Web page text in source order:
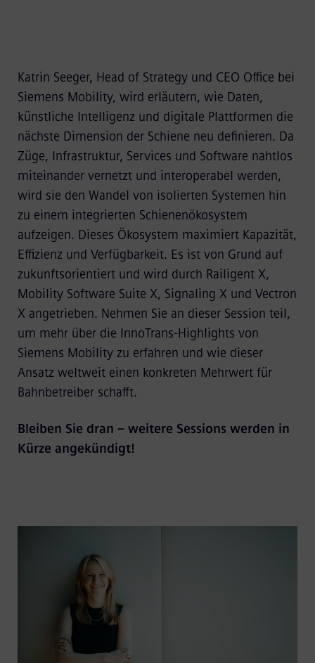
Katrin Seeger, Head of Strategy und CEO Office bei
Siemens Mobility, wird erläutern, wie Daten,
künstliche Intelligenz und digitale Plattformen die
nächste Dimension der Schiene neu definieren. Da
Züge, Infrastruktur, Services und Software nahtlos
miteinander vernetzt und interoperabel werden,
wird sie den Wandel von isolierten Systemen hin
zu einem integrierten Schienenökosystem
aufzeigen. Dieses Ökosystem maximiert Kapazität,
Effizienz und Verfügbarkeit. Es ist von Grund auf
zukunftsorientiert und wird durch Railigent X,
Mobility Software Suite X, Signaling X und Vectron
X angetrieben. Nehmen Sie an dieser Session teil,
um mehr über die InnoTrans-Highlights von
Siemens Mobility zu erfahren und wie dieser
Ansatz weltweit einen konkreten Mehrwert für
Bahnbetreiber schafft.
Bleiben Sie dran – weitere Sessions werden in
Kürze angekündigt!